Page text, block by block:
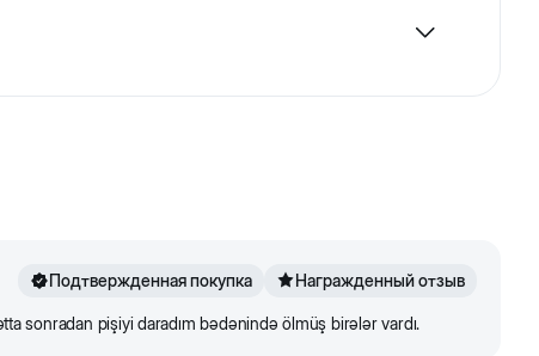
Подтвержденная покупка Награжденный отзыв
sonradan pişiyi daradım bədənində ölmüş birələr vardı.